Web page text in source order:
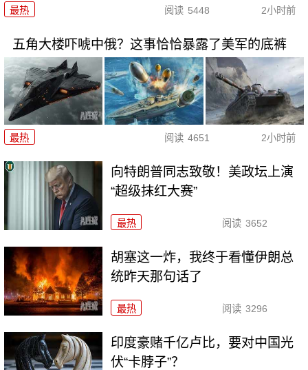
最热 阅读 5448 2小时前
五角大楼吓唬中俄？这事恰恰暴露了美军的底裤
最热 阅读 4651 2小时前
向特朗普同志致敬！美政坛上演
“超级抹红大赛”
最热 阅读 3652
胡塞这一炸，我终于看懂伊朗总
统昨天那句话了
最热 阅读 3296
印度豪赌千亿卢比，要对中国光
伏“卡脖子”？